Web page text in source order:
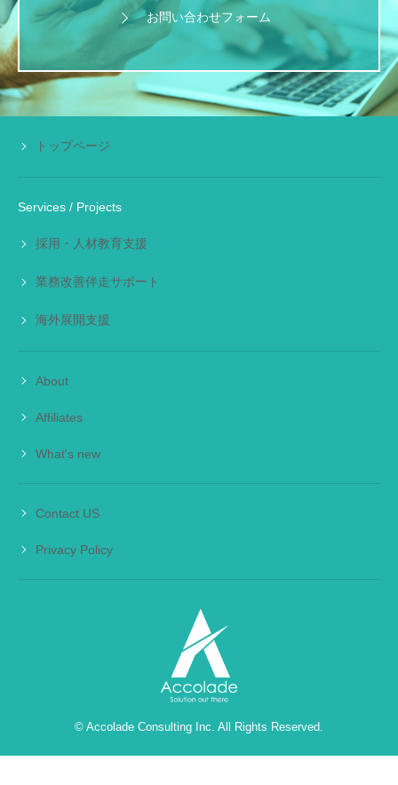
お問い合わせフォーム
トップページ
Services / Projects
採用・人材教育支援
業務改善伴走サポート
海外展開支援
About
Affiliates
What's new
Contact US
Privacy Policy
© Accolade Consulting Inc. All Rights Reserved.